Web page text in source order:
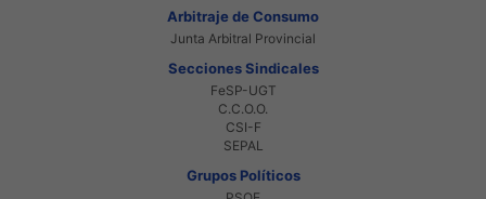
Arbitraje de Consumo
Junta Arbitral Provincial
Secciones Sindicales
FeSP-UGT
C.C.O.O.
CSI-F
SEPAL
Grupos Políticos